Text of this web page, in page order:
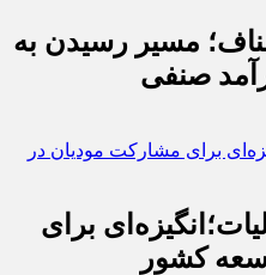
مسیر رسیدن به
صنفی
برای
کشور